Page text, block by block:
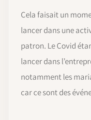
Cela faisait un
lancer dans une
patron. Le Covid
lancer dans
notamment les
car ce sont des